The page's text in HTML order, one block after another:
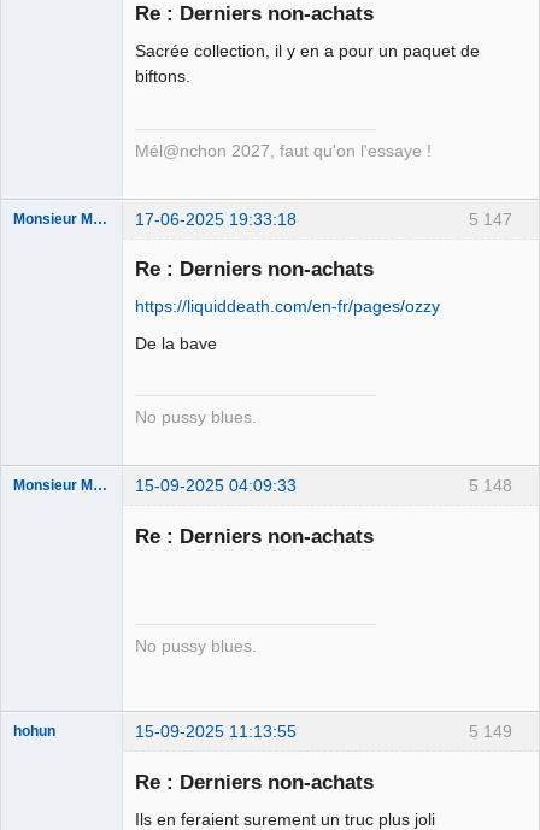
Re : Derniers non-achats
Sacrée collection, il y en a pour un paquet de
biftons.
Mél@nchon 2027, faut qu'on l'essaye !
5 147
Monsieur Maurice 17-06-2025 19:33:18
Re : Derniers non-achats
https://liquiddeath.com/en-fr/pages/ozzy
De la bave
No pussy blues.
5 148
Monsieur Maurice 15-09-2025 04:09:33
Re : Derniers non-achats
No pussy blues.
5 149
hohun 15-09-2025 11:13:55
Re : Derniers non-achats
Ils en feraient surement un truc plus joli